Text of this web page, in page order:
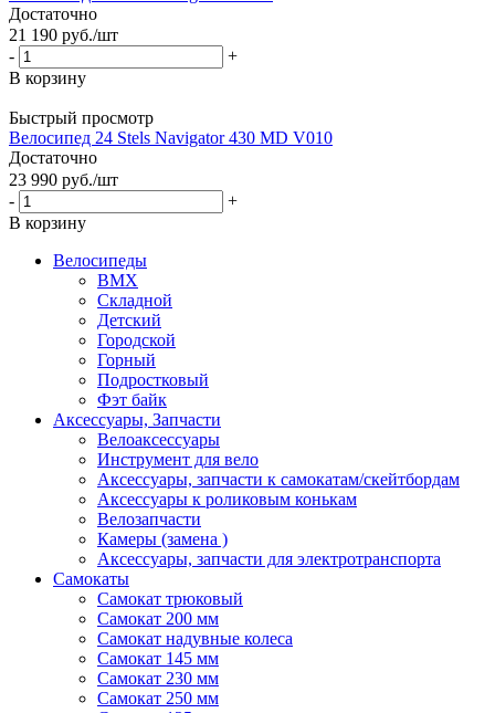
Достаточно
21 190 руб./шт
-
+
В корзину
Быстрый просмотр
Велосипед 24 Stels Navigator 430 MD V010
Достаточно
23 990 руб./шт
-
+
В корзину
Велосипеды
BMX
Складной
Детский
Городской
Горный
Подростковый
Фэт байк
Аксессуары, Запчасти
Велоаксессуары
Инструмент для вело
Аксессуары, запчасти к самокатам/скейтбордам
Аксессуары к роликовым конькам
Велозапчасти
Камеры (замена )
Аксессуары, запчасти для электротранспорта
Самокаты
Самокат трюковый
Самокат 200 мм
Самокат надувные колеса
Самокат 145 мм
Самокат 230 мм
Самокат 250 мм